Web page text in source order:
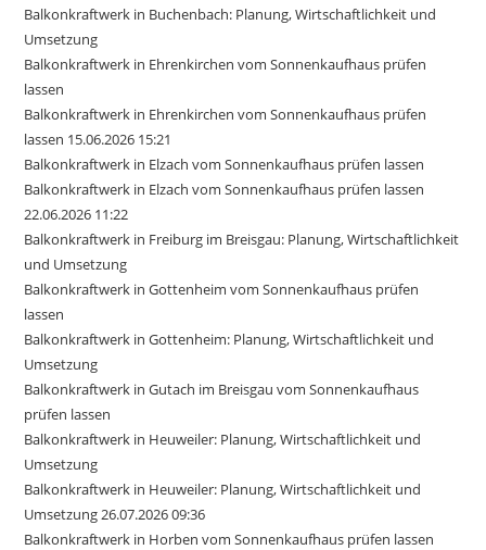
Balkonkraftwerk in Buchenbach: Planung, Wirtschaftlichkeit und
Umsetzung
Balkonkraftwerk in Ehrenkirchen vom Sonnenkaufhaus prüfen
lassen
Balkonkraftwerk in Ehrenkirchen vom Sonnenkaufhaus prüfen
lassen 15.06.2026 15:21
Balkonkraftwerk in Elzach vom Sonnenkaufhaus prüfen lassen
Balkonkraftwerk in Elzach vom Sonnenkaufhaus prüfen lassen
22.06.2026 11:22
Balkonkraftwerk in Freiburg im Breisgau: Planung, Wirtschaftlichkeit
und Umsetzung
Balkonkraftwerk in Gottenheim vom Sonnenkaufhaus prüfen
lassen
Balkonkraftwerk in Gottenheim: Planung, Wirtschaftlichkeit und
Umsetzung
Balkonkraftwerk in Gutach im Breisgau vom Sonnenkaufhaus
prüfen lassen
Balkonkraftwerk in Heuweiler: Planung, Wirtschaftlichkeit und
Umsetzung
Balkonkraftwerk in Heuweiler: Planung, Wirtschaftlichkeit und
Umsetzung 26.07.2026 09:36
Balkonkraftwerk in Horben vom Sonnenkaufhaus prüfen lassen